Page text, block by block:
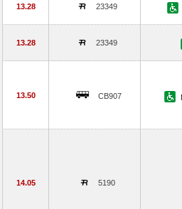
13.28 23349
13.28 23349
13.50 CB907
14.05 5190